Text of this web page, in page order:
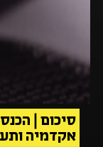
סיכום |
אקדמיה